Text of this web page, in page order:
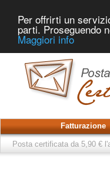
Per offrirti un
parti. Proseguendo
Maggiori info
Fatturazione
Posta certificata da 5,90 €